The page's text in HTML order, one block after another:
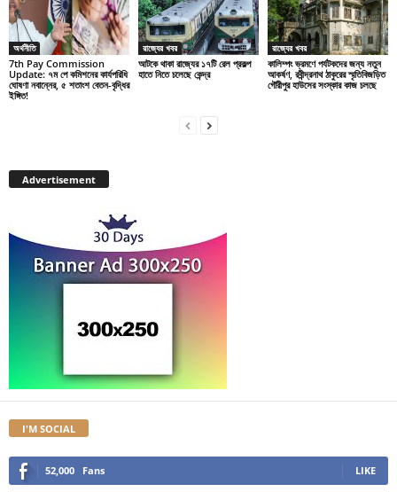
অর্থনীতি
7th Pay Commission
Update: ৭ম পে কমিশনের কার্যপরিধি
ঘোষণা নবান্নের, ৫ শতাংশ বেতন-বৃদ্ধির
ইঙ্গিত!
রাজ্যের খবর
আটকে থাকা রাজ্যের ১৭টি রেল প্রকল্প
হাতে নিতে চলেছে কেন্দ্র
রাজ্যের খবর
কালিম্পং ভ্রমণে পর্যটকদের জন্য নতুন
আকর্ষণ, রবীন্দ্রনাথ ঠাকুরের স্মৃতিবিজড়িত
গৌরীপুর হাউসের সংস্কার কাজ চলছে
Advertisement
I'M SOCIAL
52,000 Fans LIKE